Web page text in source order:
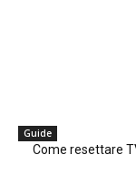
Guide
Come resettare